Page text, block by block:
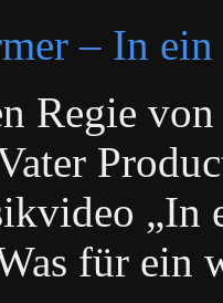
– In
Regie von
„In
für ein